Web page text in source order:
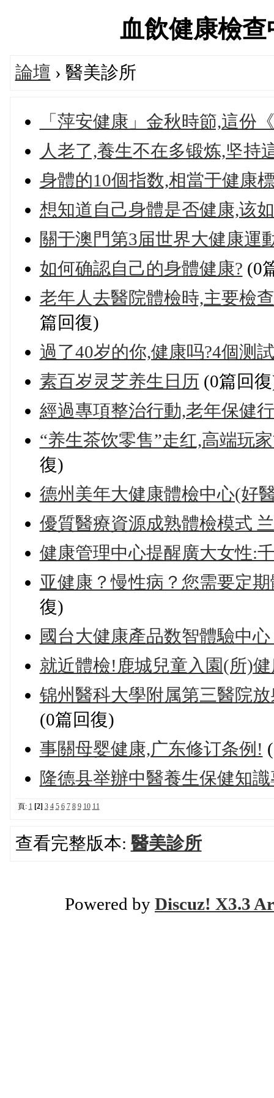
血飲健康檢
論壇 › 醫美診所
「萍安健康」金秋時節,這份
人老了,養生不在多锻炼,坚持
身體的10個指数,相當于健康
想知道自己身體是否健康,该
關于澳門第3届世界大健康運
如何确認自己的身體健康? (0
老年人去醫院體檢時,主要檢
篇回復)
過了40岁的你,健康吗?4個测
素百岁灵芝养生日历 (0篇回
經過專項整治行動,老年保健
“养生茶饮零售”走红,高端玩
復)
德州美年大健康體檢中心(好
優質醫療資源成熟體檢模式
健康管理中心提醒廣大女性:
亚健康？慢性病？您需要定
復)
國台大健康產品数智體驗中
就近體檢!鹿城兒童入園(所)
锦州醫科大學附属第三醫院
(0篇回復)
事關母婴健康,广东修订条例!
隆德县举辦中醫養生保健知
頁: 1 [2] 3 4 5 6 7 8 9 10 11
查看完整版本: 醫美診所
Powered by Discuz! X3.3